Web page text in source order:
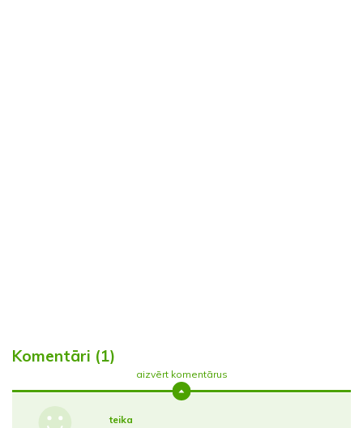
Komentāri (1)
aizvērt komentārus
teika